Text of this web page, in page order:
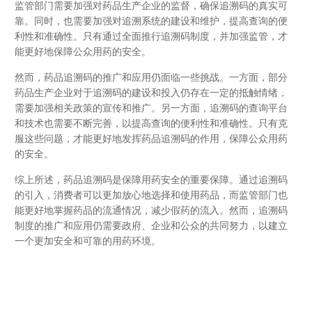
监管部门需要加强对药品生产企业的监督，确保追溯码的真实可
靠。同时，也需要加强对追溯系统的建设和维护，提高查询的便
利性和准确性。只有通过全面推行追溯码制度，并加强监管，才
能更好地保障公众用药的安全。
然而，药品追溯码的推广和应用仍面临一些挑战。一方面，部分
药品生产企业对于追溯码的建设和投入仍存在一定的抵触情绪，
需要加强相关政策的宣传和推广。另一方面，追溯码的查询平台
和技术也需要不断完善，以提高查询的便利性和准确性。只有克
服这些问题，才能更好地发挥药品追溯码的作用，保障公众用药
的安全。
综上所述，药品追溯码是保障用药安全的重要保障。通过追溯码
的引入，消费者可以更加放心地选择和使用药品，而监管部门也
能更好地掌握药品的流通情况，减少假药的流入。然而，追溯码
制度的推广和应用仍需要政府、企业和公众的共同努力，以建立
一个更加安全和可靠的用药环境。